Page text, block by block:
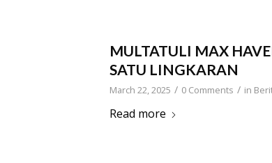
MULTATULI MAX
SATU LINGKARAN
March 22, 2025 / 0 Comments / in
Read more